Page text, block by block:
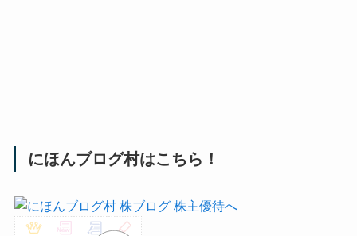
にほんブログ村はこちら！